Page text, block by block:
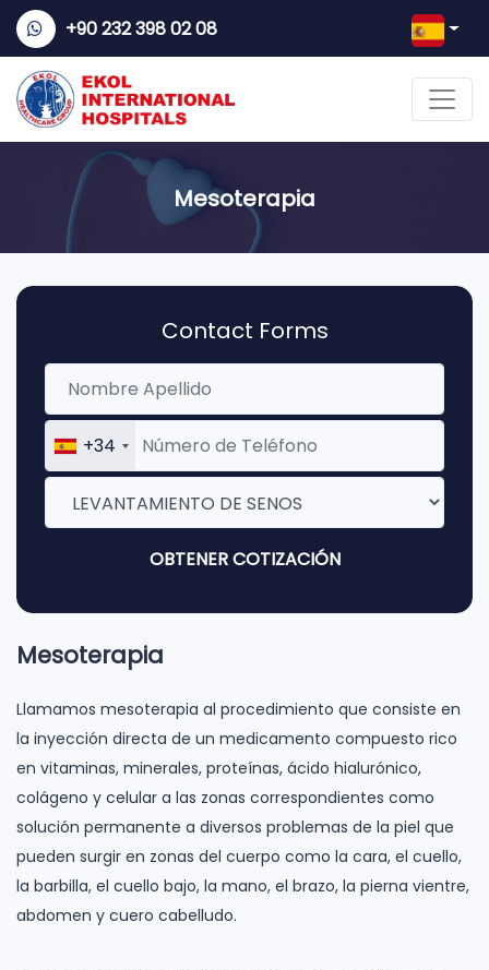
+90 232 398 02 08
Mesoterapia
Contact Forms
+34
OBTENER COTIZACIÓN
Mesoterapia
Llamamos mesoterapia al procedimiento que consiste en
la inyección directa de un medicamento compuesto rico
en vitaminas, minerales, proteínas, ácido hialurónico,
colágeno y celular a las zonas correspondientes como
solución permanente a diversos problemas de la piel que
pueden surgir en zonas del cuerpo como la cara, el cuello,
la barbilla, el cuello bajo, la mano, el brazo, la pierna vientre,
abdomen y cuero cabelludo.